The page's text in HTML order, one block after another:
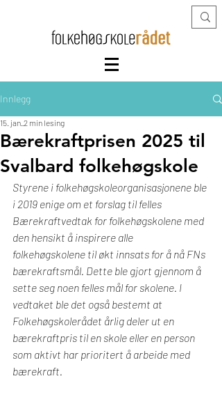
Innlegg
Bærekraftprisen 2025 til
Svalbard folkehøgskole
15. jan. 2 min lesing
Styrene i folkehøgskoleorganisasjonene ble
i 2019 enige om et forslag til felles
Bærekraftvedtak for folkehøgskolene med
den hensikt å inspirere alle
folkehøgskolene til økt innsats for å nå FNs
bærekraftsmål. Dette ble gjort gjennom å
sette seg noen felles mål for skolene. I
vedtaket ble det også bestemt at
Folkehøgskolerådet årlig deler ut en
bærekraftpris til en skole eller en person
som aktivt har prioritert å arbeide med
bærekraft.